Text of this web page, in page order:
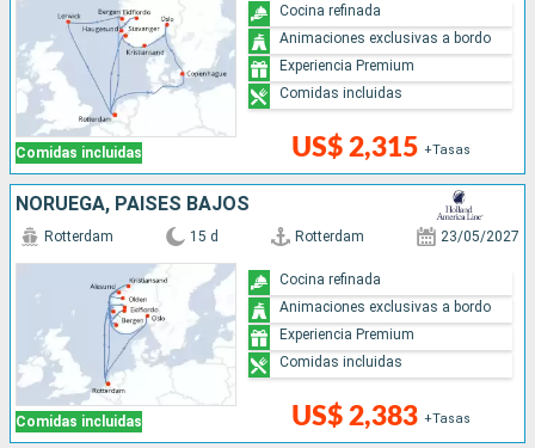
Comidas incluidas US$ 2,315 +Tasas
Cocina refinada
Animaciones exclusivas a bordo
Experiencia Premium
Comidas incluidas
NORUEGA, PAISES BAJOS
Comidas incluidas
Rotterdam 15 d Rotterdam 23/05/2027
US$ 2,383 +Tasas
Cocina refinada
Animaciones exclusivas a bordo
Experiencia Premium
Comidas incluidas